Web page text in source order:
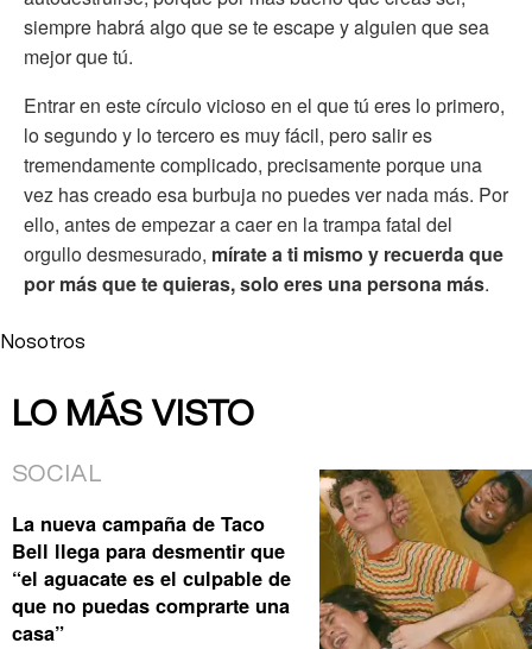
siempre habrá algo que se te escape y alguien que sea
mejor que tú.
Entrar en este círculo vicioso en el que tú eres lo primero,
lo segundo y lo tercero es muy fácil, pero salir es
tremendamente complicado, precisamente porque una
vez has creado esa burbuja no puedes ver nada más. Por
ello, antes de empezar a caer en la trampa fatal del
orgullo desmesurado, mírate a ti mismo y recuerda que
por más que te quieras, solo eres una persona más.
Nosotros
LO MÁS VISTO
SOCIAL
La nueva campaña de Taco
Bell llega para desmentir que
“el aguacate es el culpable de
que no puedas comprarte una
casa”